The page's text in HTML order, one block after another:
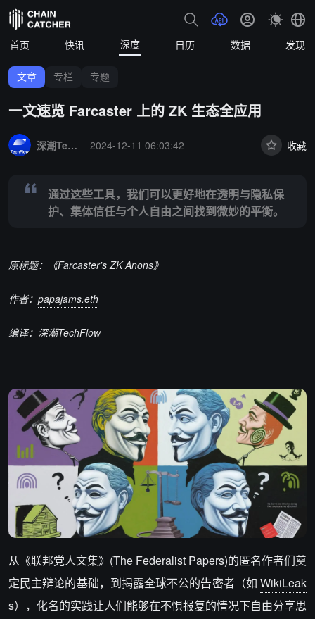
首页 快讯 深度 日历 数据 发现
文章 专栏 专题
一文速览 Farcaster 上的 ZK 生态全应用
深潮TechFlow
2024-12-11 06:03:42 收藏
通过这些工具，我们可以更好地在透明与隐私保
护、集体信任与个人自由之间找到微妙的平衡。
原标题：《Farcaster's ZK Anons》
作者： papajams.eth
编译：深潮TechFlow
从 《联邦党人文集》 (The Federalist Papers)的匿名作者们奠
定民主辩论的基础，到揭露全球不公的告密者（如 WikiLeak
s），化名的实践让人们能够在不惧报复的情况下自由分享思